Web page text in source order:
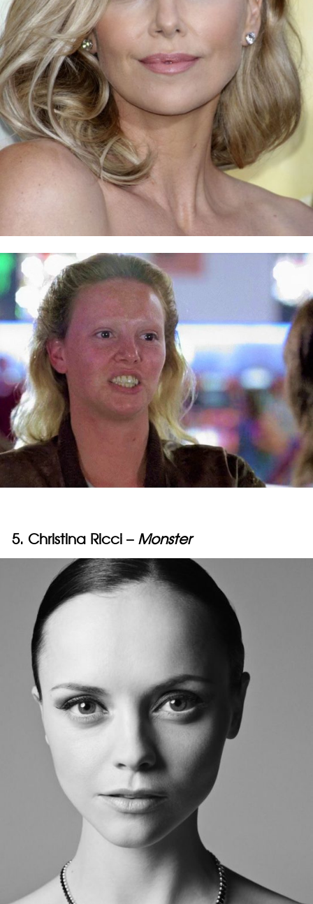
5. Christina Ricci – Monster